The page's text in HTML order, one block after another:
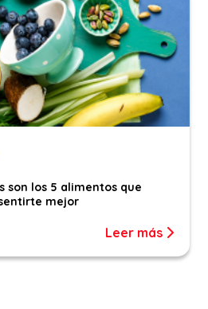
son los 5 alimentos que
mejor
Leer más